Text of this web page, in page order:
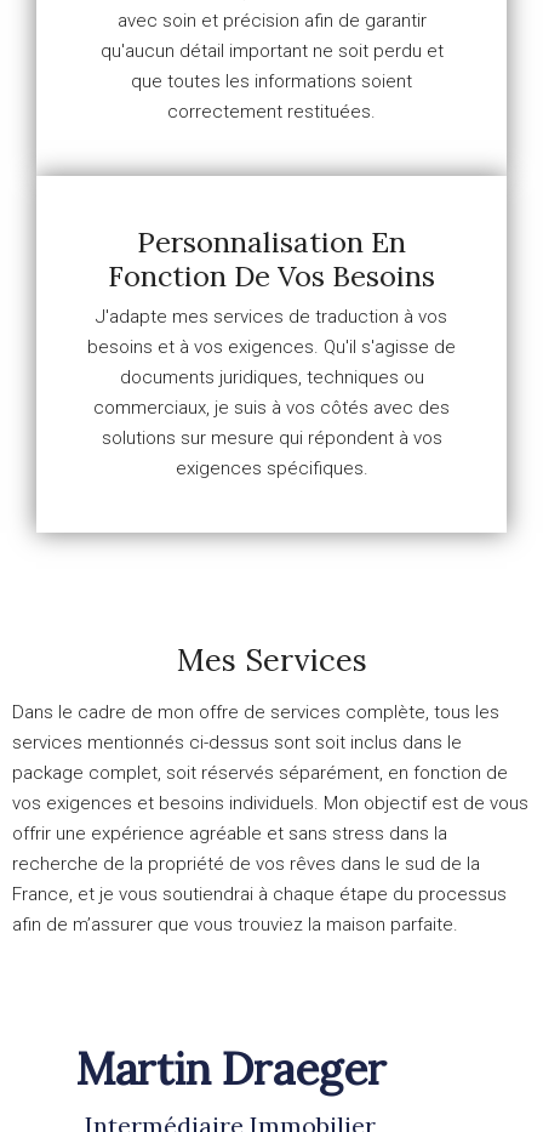
avec soin et précision afin de garantir
qu'aucun détail important ne soit perdu et
que toutes les informations soient
correctement restituées.
Personnalisation En
Fonction De Vos Besoins
J'adapte mes services de traduction à vos
besoins et à vos exigences. Qu'il s'agisse de
documents juridiques, techniques ou
commerciaux, je suis à vos côtés avec des
solutions sur mesure qui répondent à vos
exigences spécifiques.
Mes Services
Dans le cadre de mon offre de services complète, tous les
services mentionnés ci-dessus sont soit inclus dans le
package complet, soit réservés séparément, en fonction de
vos exigences et besoins individuels. Mon objectif est de vous
offrir une expérience agréable et sans stress dans la
recherche de la propriété de vos rêves dans le sud de la
France, et je vous soutiendrai à chaque étape du processus
afin de m’assurer que vous trouviez la maison parfaite.
Martin Draeger
Intermédiaire Immobilier